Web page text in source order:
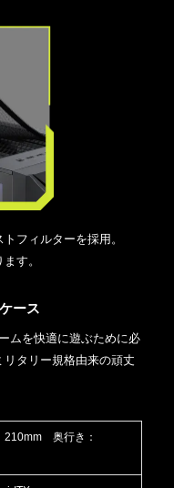
フィルターを採用。
す。
ース
ムを快適に遊ぶために必
タリー規格由来の頑丈
奥行き：